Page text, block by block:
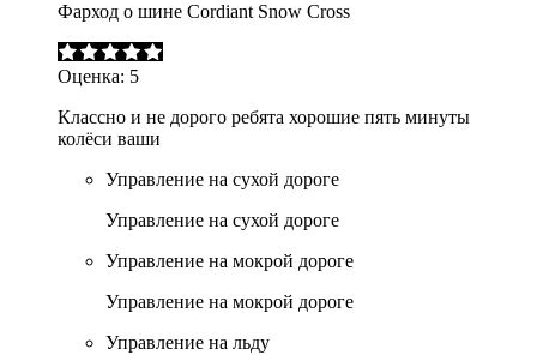
Фарход о шине Cordiant Snow Cross
Оценка: 5
Классно и не дорого ребята хорошие пять минуты
колëси ваши
Управление на сухой дороге
Управление на сухой дороге
Управление на мокрой дороге
Управление на мокрой дороге
Управление на льду